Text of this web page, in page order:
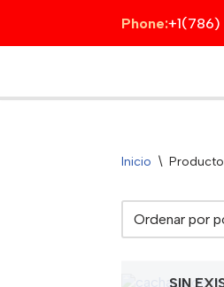
Saltar
Phone:
Inicio \
SIN